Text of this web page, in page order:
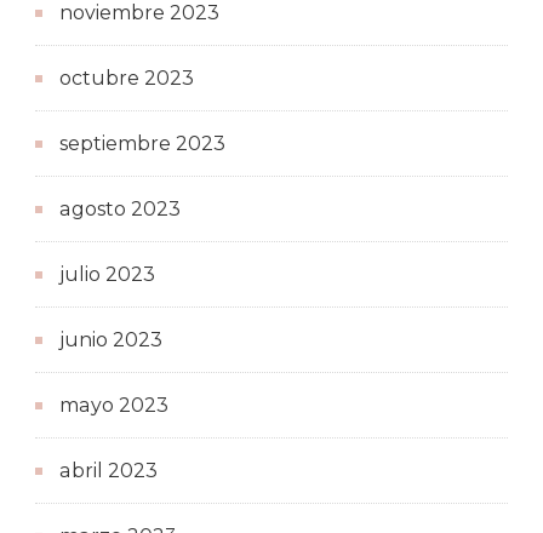
noviembre 2023
octubre 2023
septiembre 2023
agosto 2023
julio 2023
junio 2023
mayo 2023
abril 2023